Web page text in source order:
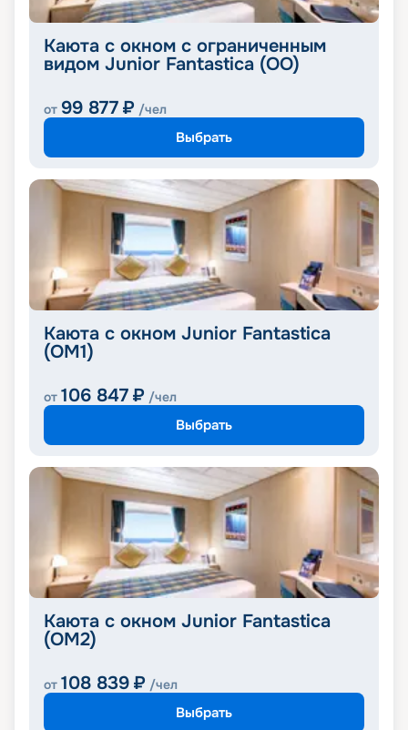
Каюта с окном с ограниченным
видом Junior Fantastica (OO)
от 99 877 ₽ /чел
Выбрать
Каюта с окном Junior Fantastica
(OM1)
от 106 847 ₽ /чел
Выбрать
Каюта с окном Junior Fantastica
(OM2)
от 108 839 ₽ /чел
Выбрать